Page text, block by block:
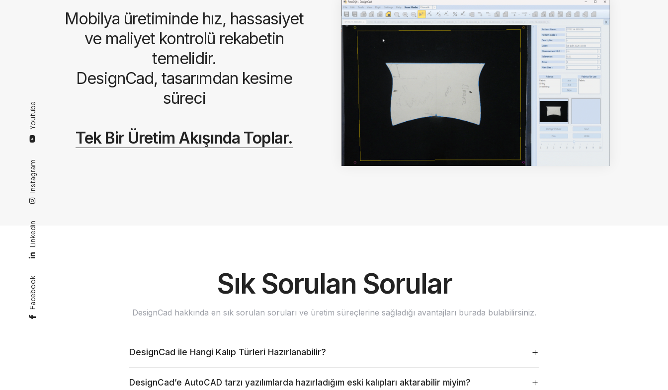
Mobilya üretiminde hız, hassasiyet
ve maliyet kontrolü rekabetin
temelidir.
DesignCad, tasarımdan kesime
süreci
Tek Bir Üretim Akışında Toplar.
Sık Sorulan Sorular
DesignCad hakkında en sık sorulan soruları ve üretim süreçlerine sağladığı avantajları burada bulabilirsiniz.
DesignCad ile Hangi Kalıp Türleri Hazırlanabilir?
DesignCad’e AutoCAD tarzı yazılımlarda hazırladığım eski kalıpları aktarabilir miyim?
Facebook
Linkedin
Instagram
Youtube